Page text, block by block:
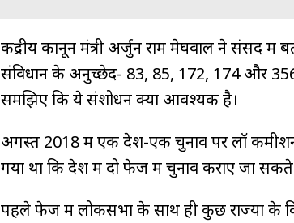
केंद्रीय कानून मंत्री अर्जुन राम मेघवाल ने संसद में
संविधान के अनुच्छेद- 83, 85, 172, 174 और
समझिए कि ये संशोधन क्यों आवश्यक है।
अगस्त 2018 में एक देश-एक चुनाव पर लॉ कमीशन
गया था कि देश में दो फेज में चुनाव कराए जा सकते
पहले फेज में लोकसभा के साथ ही कुछ राज्यों के